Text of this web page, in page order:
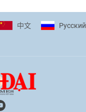
中文 Pусский